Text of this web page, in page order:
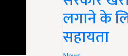
लगाने के
सहायता